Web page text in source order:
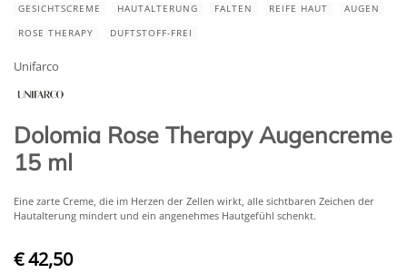
GESICHTSCREME HAUTALTERUNG FALTEN REIFE HAUT
AUGEN
ROSE THERAPY
DUFTSTOFF-FREI
Unifarco
Dolomia Rose Therapy Augencreme
15 ml
Eine zarte Creme, die im Herzen der Zellen wirkt, alle sichtbaren Zeichen der
Hautalterung mindert und ein angenehmes Hautgefühl schenkt.
€ 42,50